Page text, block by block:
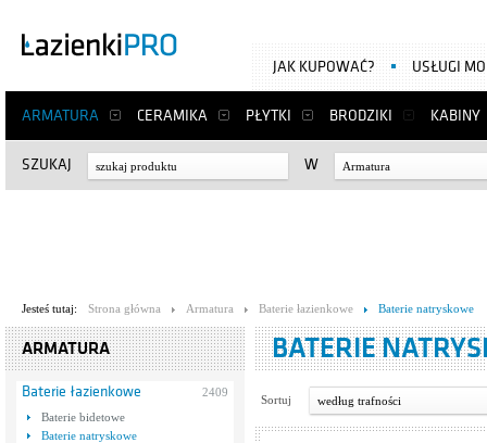
ARMATURA CERAMIKA PŁYTKI BRODZIKI KABINY
JAK KUPOWAĆ? USŁUGI
SZUKAJ W Armatura
Jesteś tutaj: Strona główna Armatura Baterie łazienkowe Baterie natryskowe
ARMATURA
Baterie łazienkowe
2409
Baterie bidetowe
Baterie natryskowe
BATERIE
Sortuj według trafności